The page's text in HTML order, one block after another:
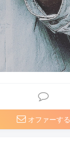
オファーする